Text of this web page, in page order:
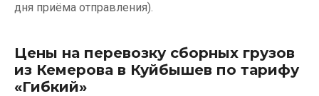
дня приёма отправления).
Цены на перевозку сборных грузов
из Кемерова в Куйбышев по тарифу
«Гибкий»